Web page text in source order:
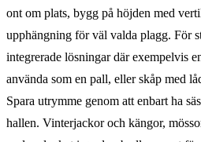
ont om plats, bygg på höjden med
upphängning för väl valda plagg. För
integrerade lösningar där exempelvis
använda som en pall, eller skåp med
Spara utrymme genom att enbart ha
hallen. Vinterjackor och kängor,